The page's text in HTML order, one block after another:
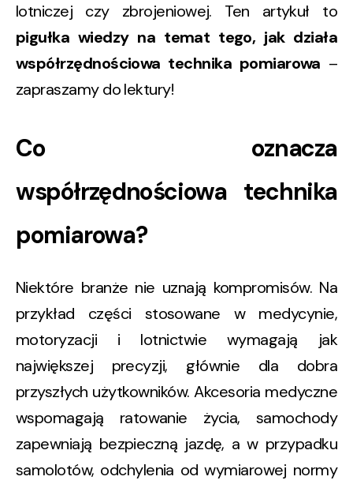
lotniczej czy zbrojeniowej. Ten artykuł to
pigułka wiedzy na temat tego, jak działa
współrzędnościowa technika pomiarowa –
zapraszamy do lektury!
Co oznacza
współrzędnościowa technika
pomiarowa?
Niektóre branże nie uznają kompromisów. Na
przykład części stosowane w medycynie,
motoryzacji i lotnictwie wymagają jak
największej precyzji, głównie dla dobra
przyszłych użytkowników. Akcesoria medyczne
wspomagają ratowanie życia, samochody
zapewniają bezpieczną jazdę, a w przypadku
samolotów, odchylenia od wymiarowej normy